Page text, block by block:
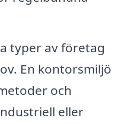
typer av företag
En kontorsmiljö
och
eller